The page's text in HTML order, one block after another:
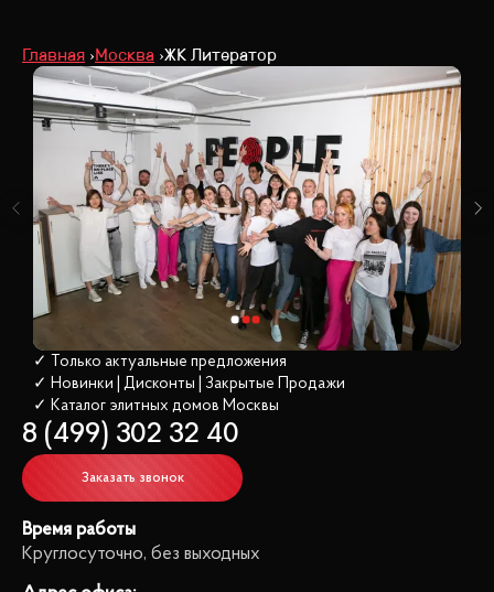
Главная Москва ЖК Литератор
✓ Только актуальные предложения
✓ Новинки | Дисконты | Закрытые Продажи
✓ Каталог элитных домов Москвы
8 (499) 302 32 40
Заказать звонок
Время работы
Круглосуточно, без выходных